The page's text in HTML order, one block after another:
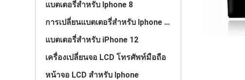
แบตเตอรี่สําหรับ Iphone 8
การเปลี่ยนแบตเตอรี่สําหรับ Iphone 11
แบตเตอรี่สําหรับ iPhone 12
เครื่องเปลี่ยนจอ LCD โทรศัพท์มือถือ
หน้าจอ LCD สําหรับ Iphone